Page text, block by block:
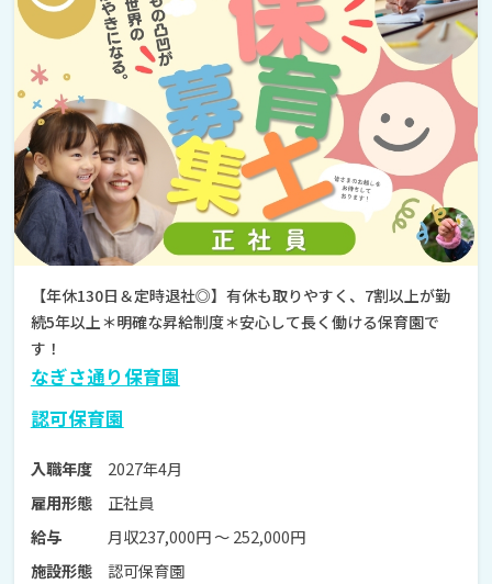
【年休130日＆定時退社◎】有休も取りやすく、7割以上が勤
続5年以上＊明確な昇給制度＊安心して長く働ける保育園で
す！
なぎさ通り保育園
認可保育園
入職年度
2027年4月
雇用形態
正社員
給与
月収237,000円 〜 252,000円
施設形態
認可保育園